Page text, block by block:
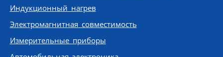
Индукционный нагрев
Электромагнитная совместимость
Измерительные приборы